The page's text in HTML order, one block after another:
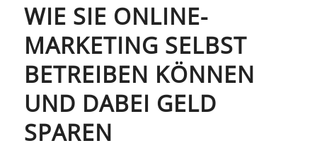
WIE SIE ONLINE-
MARKETING SELBST
BETREIBEN KÖNNEN
UND DABEI GELD
SPAREN